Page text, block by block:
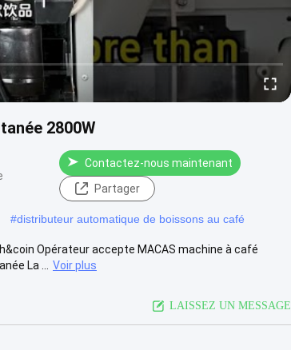
2800W
Contactez-nous maintenant
Partager
#distributeur automatique de boissons au café
Opérateur accepte MACAS machine à café
La ...
Voir plus
LAISSEZ UN MESSAGE